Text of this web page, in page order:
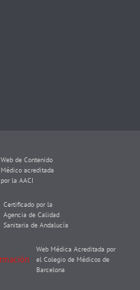
Web de Contenido
Médico acreditada
por la AACI
Certificado por la
Agencia de Calidad
Sanitaria de Andalucía
Web Médica Acreditada por
el Colegio de Médicos de
Barcelona